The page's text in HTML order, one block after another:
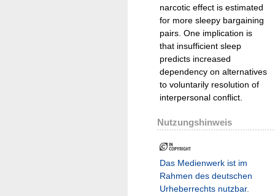
narcotic effect is estimated
for more sleepy bargaining
pairs. One implication is
that insufficient sleep
predicts increased
dependency on alternatives
to voluntarily resolution of
interpersonal conflict.
Nutzungshinweis
Das Medienwerk ist im
Rahmen des deutschen
Urheberrechts nutzbar.